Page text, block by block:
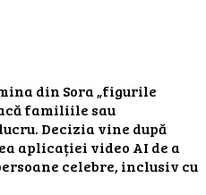
din Sora „figurile
familiile sau
Decizia vine după
aplicației video AI de a
celebre, inclusiv cu